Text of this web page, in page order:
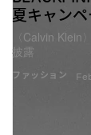
ファッション
夏キャン
〈Calvin
披露